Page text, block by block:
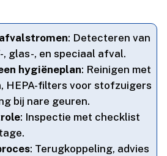
: Detecteren van
, glas-, en speciaal afval.​
hygiëneplan: Reinigen met
HEPA-filters voor stofzuigers
bij nare geuren.​
: Inspectie met checklist
: Terugkoppeling, advies